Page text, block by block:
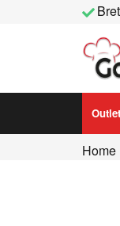
Home